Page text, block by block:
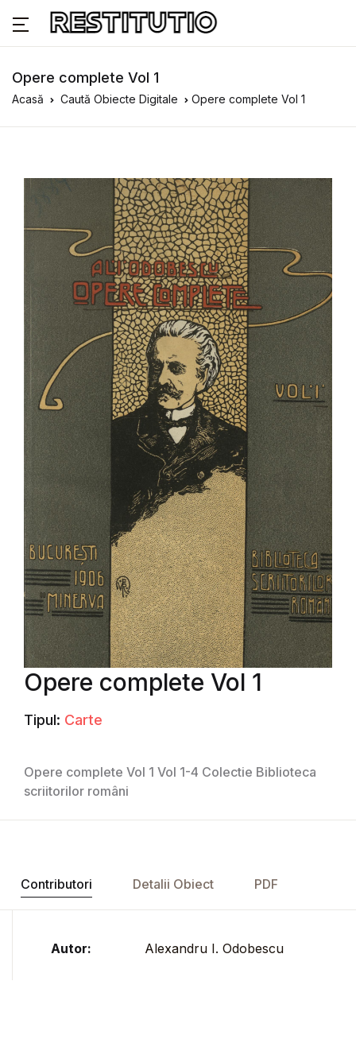
Opere complete Vol 1
Acasă Caută Obiecte Digitale Opere complete Vol 1
Opere complete Vol 1
Tipul: Carte
Opere complete Vol 1 Vol 1-4 Colectie Biblioteca
scriitorilor români
Contributori Detalii Obiect PDF
Autor: Alexandru I. Odobescu